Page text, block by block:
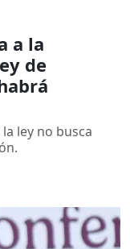
a la
de
ley no busca